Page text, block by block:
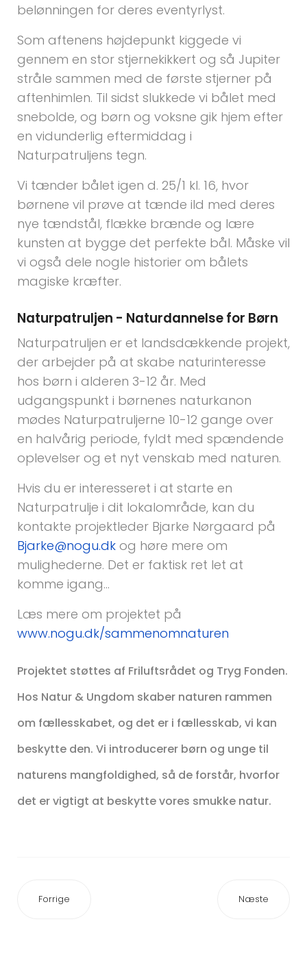
belønningen for deres eventyrlyst.
Som aftenens højdepunkt kiggede vi
gennem en stor stjernekikkert og så Jupiter
stråle sammen med de første stjerner på
aftenhimlen. Til sidst slukkede vi bålet med
snebolde, og børn og voksne gik hjem efter
en vidunderlig eftermiddag i
Naturpatruljens tegn.
Vi tænder bålet igen d. 25/1 kl. 16, hvor
børnene vil prøve at tænde ild med deres
nye tændstål, flække brænde og lære
kunsten at bygge det perfekte bål. Måske vil
vi også dele nogle historier om bålets
magiske kræfter.
Naturpatruljen - Naturdannelse for Børn
Naturpatruljen er et landsdækkende projekt,
der arbejder på at skabe naturinteresse
hos børn i alderen 3-12 år. Med
udgangspunkt i børnenes naturkanon
mødes Naturpatruljerne 10-12 gange over
en halvårig periode, fyldt med spændende
oplevelser og et nyt venskab med naturen.
Hvis du er interesseret i at starte en
Naturpatrulje i dit lokalområde, kan du
kontakte projektleder Bjarke Nørgaard på
Bjarke@nogu.dk og høre mere om
mulighederne. Det er faktisk ret let at
komme igang…
Læs mere om projektet på
www.nogu.dk/sammenomnaturen
Projektet støttes af Friluftsrådet og Tryg Fonden.
Hos Natur & Ungdom skaber naturen rammen
om fællesskabet, og det er i fællesskab, vi kan
beskytte den. Vi introducerer børn og unge til
naturens mangfoldighed, så de forstår, hvorfor
det er vigtigt at beskytte vores smukke natur.
Forrige Næste